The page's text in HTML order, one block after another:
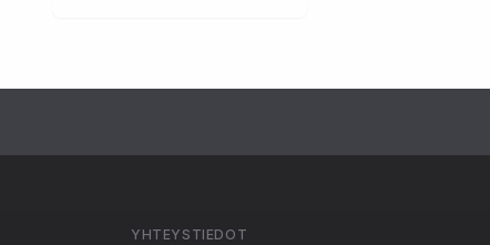
YHTEYSTIEDOT